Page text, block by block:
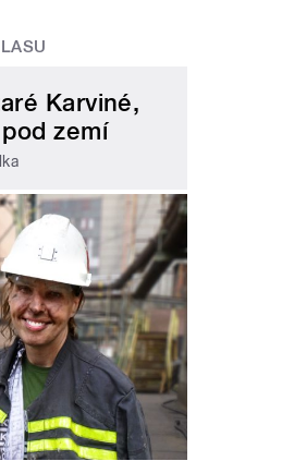
Karviné,
zemí